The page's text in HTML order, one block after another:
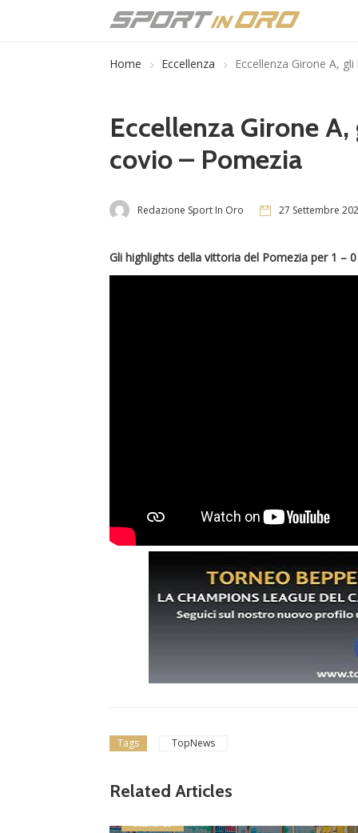
Home Eccellenza Eccellenza Girone A,
Eccellenza Girone
covio – Pomezia
Redazione Sport In Oro 27 Settembre
Gli highlights della vittoria del Pomezia per 1 –
Tags TopNews
Related Articles